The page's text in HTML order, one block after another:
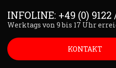
INFOLINE: +49 (0) 9122
Werktags von 9 bis 17 Uhr
KONTAKT